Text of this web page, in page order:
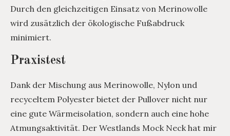
Durch den gleichzeitigen Einsatz von Merinowolle
wird zusätzlich der ökologische Fußabdruck
minimiert.
Praxistest
Dank der Mischung aus Merinowolle, Nylon und
recyceltem Polyester bietet der Pullover nicht nur
eine gute Wärmeisolation, sondern auch eine hohe
Atmungsaktivität. Der Westlands Mock Neck hat mir